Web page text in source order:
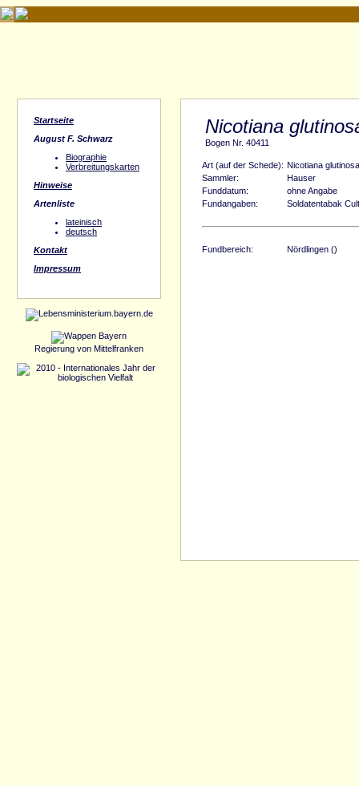
Startseite
August F. Schwarz
Biographie
Verbreitungskarten
Hinweise
Artenliste
lateinisch
deutsch
Kontakt
Impressum
Regierung von Mittelfranken
Nicotiana
Bogen Nr. 40411
Art (auf der Schede): Nicotiana
Sammler:
Hauser
Funddatum:
ohne Angabe
Fundangaben:
Soldatentabak
Fundbereich: Nördlingen ()